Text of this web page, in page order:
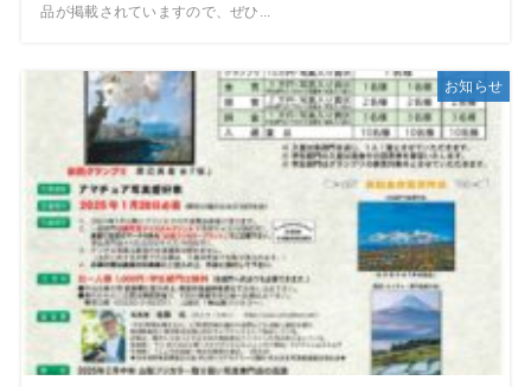
品が掲載されていますので、ぜひ...
お知らせ